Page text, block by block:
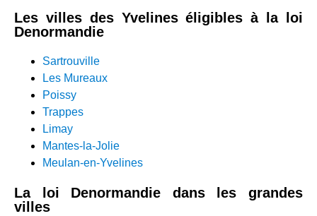
Les villes des Yvelines éligibles à la loi
Denormandie
Sartrouville
Les Mureaux
Poissy
Trappes
Limay
Mantes-la-Jolie
Meulan-en-Yvelines
La loi Denormandie dans les grandes
villes